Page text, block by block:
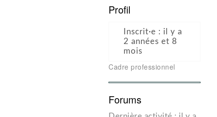
Profil
Inscrit·e : il y a
2 années et 8
mois
Cadre professionnel
Forums